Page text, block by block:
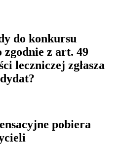
do konkursu
zgodnie z art. 49
leczniczej zgłasza
pobiera